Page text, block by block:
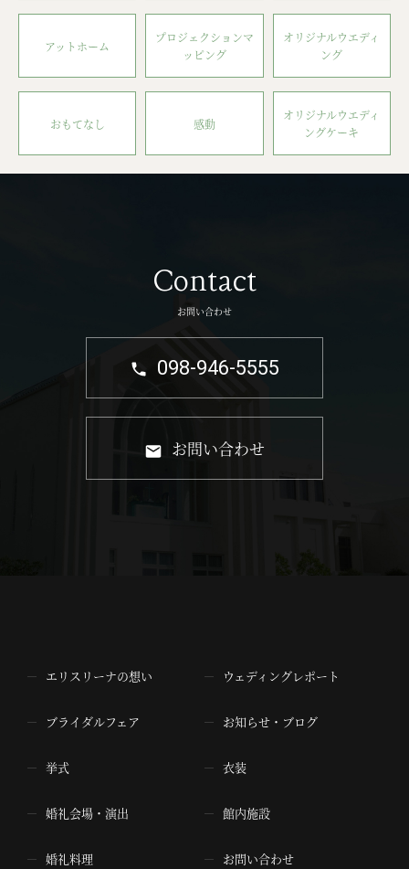
アットホーム
プロジェクションマ
ッピング
オリジナルウエディ
ング
おもてなし 感動
オリジナルウエディ
ングケーキ
Contact
お問い合わせ
098-946-5555
お問い合わせ
エリスリーナの想い
ブライダルフェア
挙式
婚礼会場・演出
婚礼料理
ウェディングレポート
お知らせ・ブログ
衣装
館内施設
お問い合わせ